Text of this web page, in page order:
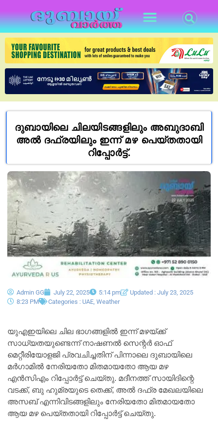
ദുബായിലെ ചിലയിടങ്ങളിലും അബുദാബി
അൽ ദഫ്രയിലും ഇന്ന് മഴ പെയ്തതായി
റിപ്പോർട്ട്.
Admin GG July 22, 2025 5:14 pm
Updated : July 23, 2025
8:23 PM
Categories : UAE Weather
യുഎഇയിലെ ചില ഭാഗങ്ങളിൽ ഇന്ന് മഴയ്ക്ക്
സാധ്യതയുണ്ടെന്ന് നാഷണൽ സെന്റർ ഓഫ്
മെറ്റീരിയോളജി പ്രവചിച്ചതിന് പിന്നാലെ ദുബായിലെ
മർഗാമിൽ നേരിയതോ മിതമായതോ ആയ മഴ
എൻ‌സി‌എം റിപ്പോർട്ട് ചെയ്തു. മദീനത്ത് സായിദിന്റെ
വടക്ക്, ബു ഹുമ്രയുടെ തെക്ക്, അൽ ദഫ്ര മേഖലയിലെ
അസബ് എന്നിവിടങ്ങളിലും നേരിയതോ മിതമായതോ
ആയ മഴ പെയ്തതായി റിപ്പോർട്ട് ചെയ്തു.